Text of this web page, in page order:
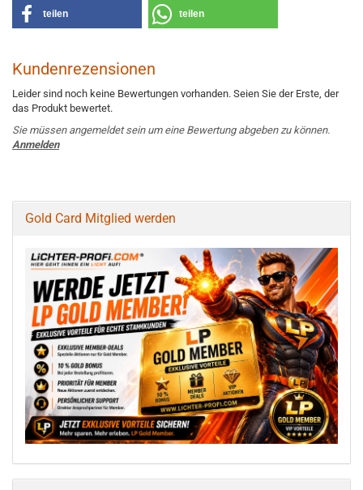
teilen teilen
Kundenrezensionen
Leider sind noch keine Bewertungen vorhanden. Seien Sie der Erste, der
das Produkt bewertet.
Sie müssen angemeldet sein um eine Bewertung abgeben zu können.
Anmelden
Gold Card Mitglied werden